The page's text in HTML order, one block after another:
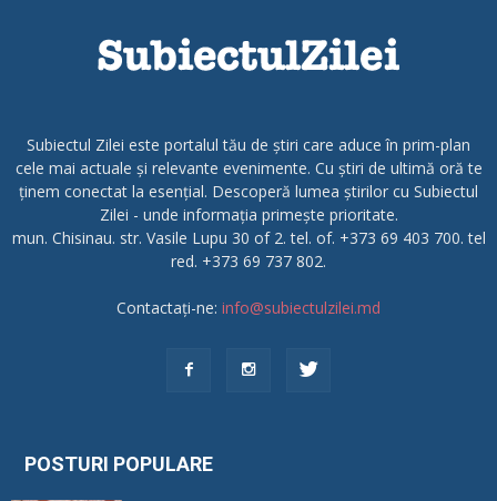
Subiectul Zilei este portalul tău de știri care aduce în prim-plan
cele mai actuale și relevante evenimente. Cu știri de ultimă oră te
ținem conectat la esențial. Descoperă lumea știrilor cu Subiectul
Zilei - unde informația primește prioritate.
mun. Chisinau. str. Vasile Lupu 30 of 2. tel. of. +373 69 403 700. tel
red. +373 69 737 802.
Contactați-ne: info@subiectulzilei.md
POSTURI POPULARE